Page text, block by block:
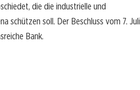
die die industrielle und
schützen soll. Der Beschluss vom 7. Juli
Bank.